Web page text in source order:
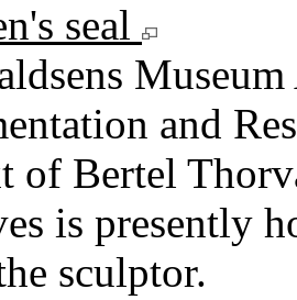
seal
and
of Bertel
is presently
sculptor.